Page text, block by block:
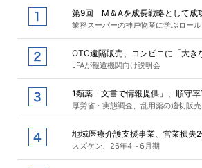
第9回 M＆Aを成長戦略として成
業務スーパーの神戸物産に学ぶロー
OTC遠隔販売、コンビニに「大き
JFAが報道機関向け説明会
1類薬「文書で情報提供」、順守
厚労省・実態調査、乱用薬の適切販
地域医療介護支援事業、営業損失
スズケン、26年4～6月期